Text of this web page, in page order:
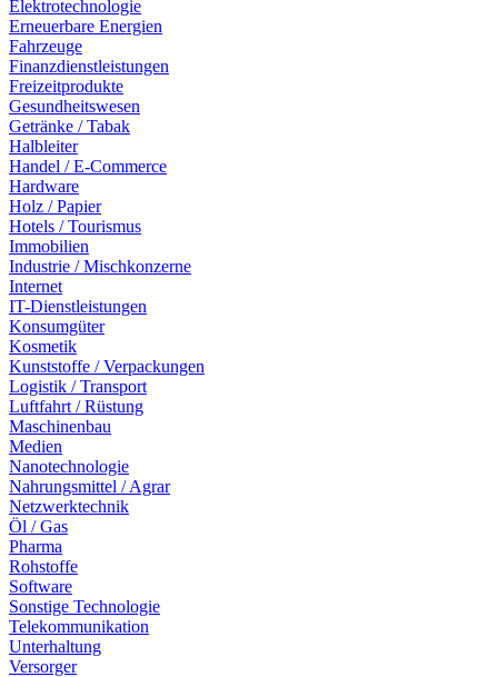
Elektrotechnologie
Erneuerbare Energien
Fahrzeuge
Finanzdienstleistungen
Freizeitprodukte
Gesundheitswesen
Getränke / Tabak
Halbleiter
Handel / E-Commerce
Hardware
Holz / Papier
Hotels / Tourismus
Immobilien
Industrie / Mischkonzerne
Internet
IT-Dienstleistungen
Konsumgüter
Kosmetik
Kunststoffe / Verpackungen
Logistik / Transport
Luftfahrt / Rüstung
Maschinenbau
Medien
Nanotechnologie
Nahrungsmittel / Agrar
Netzwerktechnik
Öl / Gas
Pharma
Rohstoffe
Software
Sonstige Technologie
Telekommunikation
Unterhaltung
Versorger